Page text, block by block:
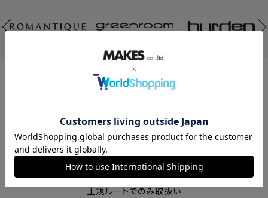
富山の中心エリアで現在7店舗の
セレクトショップを展開
国内外のブランドを
正規ルートでのみ取扱い